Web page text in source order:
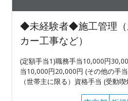
◆未経験者◆施工管理（
カー工事など）
(定額手当1)職務手当10,000円
当10,000円20,000円 (その他の手
（世帯主に限る）資格手当 (受動